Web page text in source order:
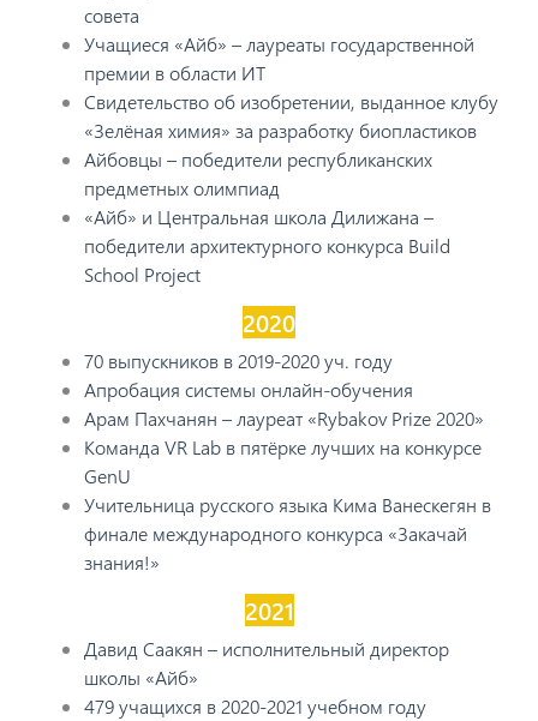
совета
Учащиеся «Айб» – лауреаты государственной
премии в области ИТ
Свидетельство об изобретении, выданное клубу
«Зелёная химия» за разработку биопластиков
Айбовцы – победители республиканских
предметных олимпиад
«Айб» и Центральная школа Дилижана –
победители архитектурного конкурса Build
School Project
2020
70 выпускников в 2019-2020 уч. году
Апробация системы онлайн-обучения
Арам Пахчанян – лауреат «Rybakov Prize 2020»
Команда VR Lab в пятёрке лучших на конкурсе
GenU
Учительница русского языка Кима Ванескегян в
финале международного конкурса «Закачай
знания!»
2021
Давид Саакян – исполнительный директор
школы «Айб»
479 учащихся в 2020-2021 учебном году